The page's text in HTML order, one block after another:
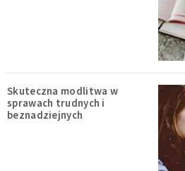
Skuteczna modlitwa w
sprawach trudnych i
beznadziejnych